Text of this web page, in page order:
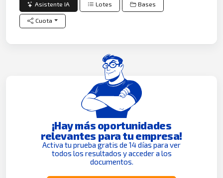
Asistente IA Lotes Bases
Cuota
¡Hay más oportunidades
relevantes para tu empresa!
Activa tu prueba gratis de 14 días para ver
todos los resultados y acceder a los
documentos.